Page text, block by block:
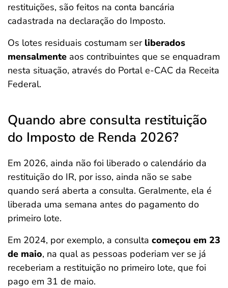
restituições, são feitos na conta bancária
cadastrada na declaração do Imposto.
Os lotes residuais costumam ser liberados
mensalmente aos contribuintes que se enquadram
nesta situação, através do Portal e-CAC da Receita
Federal.
Quando abre consulta restituição
do Imposto de Renda 2026?
Em 2026, ainda não foi liberado o calendário da
restituição do IR, por isso, ainda não se sabe
quando será aberta a consulta. Geralmente, ela é
liberada uma semana antes do pagamento do
primeiro lote.
Em 2024, por exemplo, a consulta começou em 23
de maio, na qual as pessoas poderiam ver se já
receberiam a restituição no primeiro lote, que foi
pago em 31 de maio.